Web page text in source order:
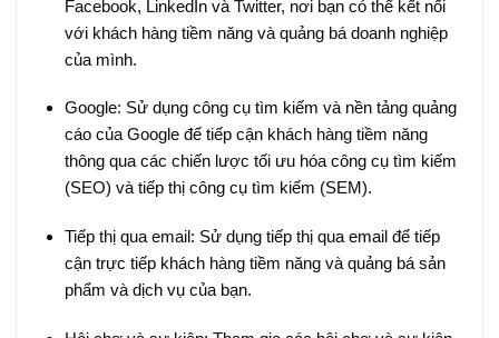
Facebook, LinkedIn và Twitter, nơi bạn có thể kết nối
với khách hàng tiềm năng và quảng bá doanh nghiệp
của mình.
Google: Sử dụng công cụ tìm kiếm và nền tảng quảng
cáo của Google để tiếp cận khách hàng tiềm năng
thông qua các chiến lược tối ưu hóa công cụ tìm kiếm
(SEO) và tiếp thị công cụ tìm kiếm (SEM).
Tiếp thị qua email: Sử dụng tiếp thị qua email để tiếp
cận trực tiếp khách hàng tiềm năng và quảng bá sản
phẩm và dịch vụ của bạn.